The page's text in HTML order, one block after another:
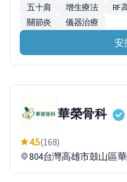
五十肩 增生療法
RF
關節炎
儀器治療
安
華榮骨科
4.5(168)
804台灣高雄市鼓山區